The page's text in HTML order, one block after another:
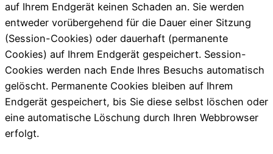
auf Ihrem Endgerät keinen Schaden an. Sie werden
entweder vorübergehend für die Dauer einer Sitzung
(Session-Cookies) oder dauerhaft (permanente
Cookies) auf Ihrem Endgerät gespeichert. Session-
Cookies werden nach Ende Ihres Besuchs automatisch
gelöscht. Permanente Cookies bleiben auf Ihrem
Endgerät gespeichert, bis Sie diese selbst löschen oder
eine automatische Löschung durch Ihren Webbrowser
erfolgt.